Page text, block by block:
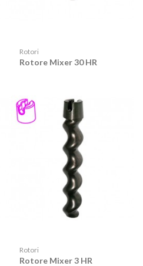
Rotori
Rotore Mixer 30 HR
Rotori
Rotore Mixer 3 HR